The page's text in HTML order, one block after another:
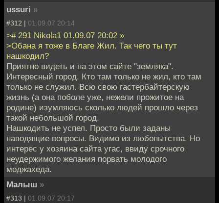
ussuri »
#312 | 01.09.07 20:14
># 291 Nikola1 01.09.07 20:02 »
>Обана я тоже в Благе Жил. Так чего ты тут
нашкодил?
Приятно видеть и на этом сайте "земляка".
Интересный город. Кто там только не жил, кто там
только не служил. Всю свою гастербайтерскую
жизнь (а она поболе уже, нежели прожитое на
родине) изумляюсь сколько людей прошло через
такой небольшой город.
Нашкодить не успел. Просто были заданы
наводящие вопросы. Видимо из любопытства. Но
интерес у хозяина сайта угас, ввиду срочного
неудержимого желания порвать молодого
моджахеда.
Малыш »
#313 | 01.09.07 20:17